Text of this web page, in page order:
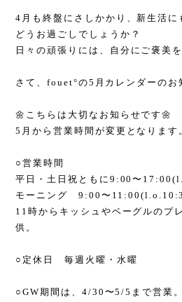
4月も終盤にさしかかり、新生活に
どうお過ごしでしょうか？
日々の頑張りには、自分にご褒美
さて、fouet°の5月カレンダーのお
🌼こちらは大切なお知らせです🌼
5月から営業時間が変更となります
○営業時間
平日・土日祝ともに9:00〜
モーニング 9:00〜
11時からキッシュやベーグルのプ
供。
○定休日 毎週火曜・水曜
○GW期間は、4/30〜5/5まで営業。